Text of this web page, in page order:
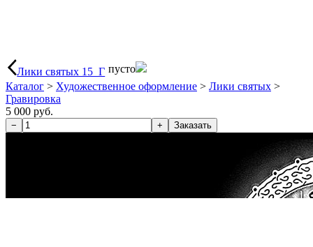
Лики святых 15_Г пусто
Каталог > Художественное оформление > Лики святых >
Гравировка
5 000 руб.